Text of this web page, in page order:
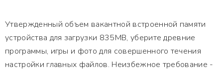
Утвержденный объем вакантной встроенной памяти
устройства для загрузки 835MB, уберите древние
программы, игры и фото для совершенного течения
настройки главных файлов. Неизбежное требование -